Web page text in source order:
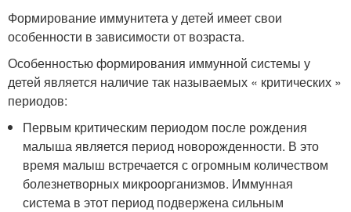
Формирование иммунитета у детей имеет свои
особенности в зависимости от возраста.
Особенностью формирования иммунной системы у
детей является наличие так называемых « критических »
периодов:
Первым критическим периодом после рождения
малыша является период новорожденности. В это
время малыш встречается с огромным количеством
болезнетворных микроорганизмов. Иммунная
система в этот период подвержена сильным